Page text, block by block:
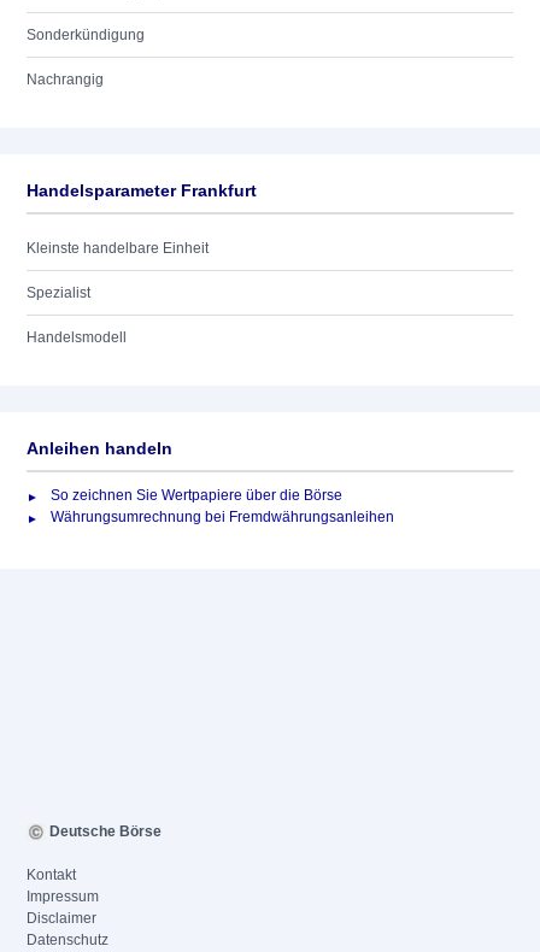
Sonderkündigung
Nachrangig
Handelsparameter Frankfurt
Kleinste handelbare Einheit
Spezialist
Handelsmodell
Anleihen handeln
So zeichnen Sie Wertpapiere über die Börse
Währungsumrechnung bei Fremdwährungsanleihen
Deutsche Börse
Kontakt
Impressum
Disclaimer
Datenschutz